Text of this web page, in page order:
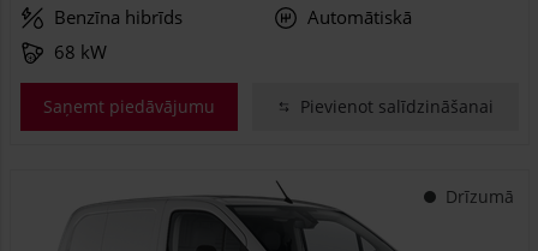
Benzīna hibrīds
Automātiskā
68 kW
Saņemt piedāvājumu Pievienot salīdzināšanai
Drīzumā